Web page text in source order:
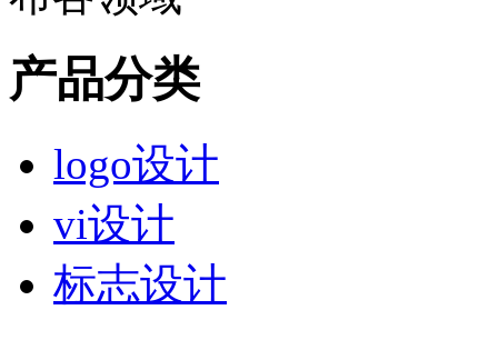
产品分类
logo设计
vi设计
标志设计